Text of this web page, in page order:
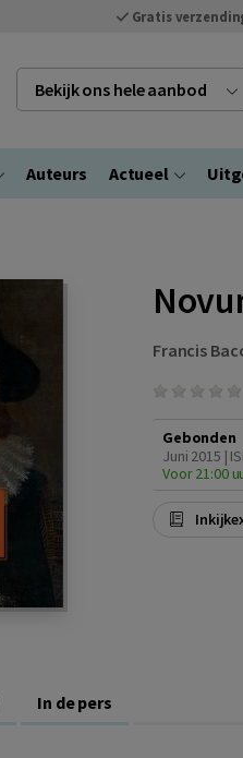
Gratis
Bekijk ons hele aanbod
Auteurs Actueel
Francis
Gebonden
Juni 2015 |
Voor 21:00
In de pers